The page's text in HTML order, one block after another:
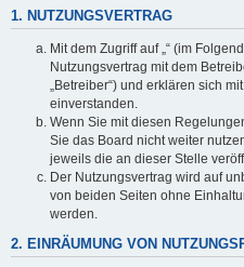
1. NUTZUNGSVERTRAG
Mit dem Zugriff auf „“ (im
Nutzungsvertrag mit dem
„Betreiber“) und erklären sich
einverstanden.
Wenn Sie mit diesen
Sie das Board nicht weiter
jeweils die an dieser Stelle
Der Nutzungsvertrag wird auf
von beiden Seiten ohne
werden.
2. EINRÄUMUNG VON